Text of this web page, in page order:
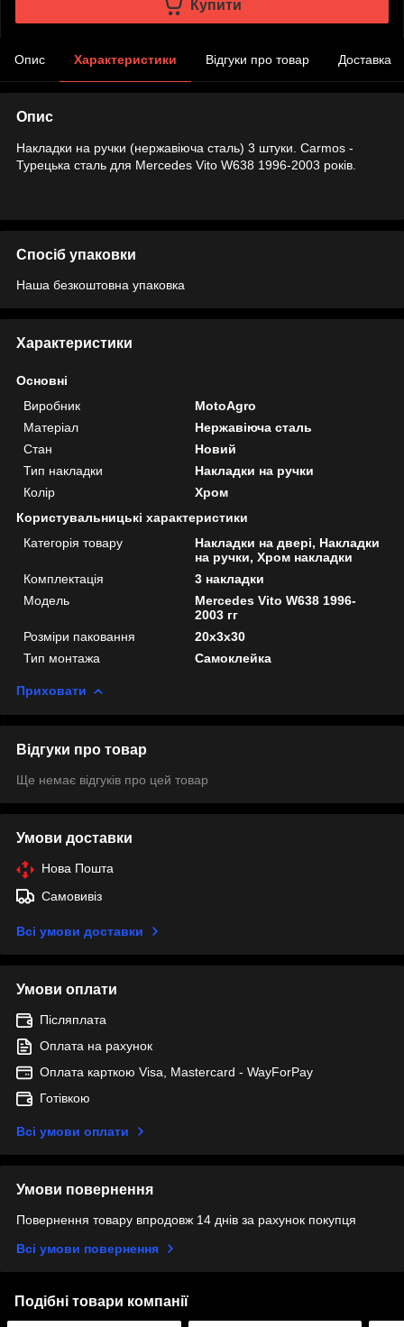
Купити
Опис Характеристики Відгуки про товар Доставка
Опис
Накладки на ручки (нержавіюча сталь) 3 штуки. Carmos -
Турецька сталь для Mercedes Vito W638 1996-2003 років.
Спосіб упаковки
Наша безкоштовна упаковка
Характеристики
Основні
Виробник
MotoAgro
Матеріал
Нержавіюча сталь
Стан
Новий
Тип накладки
Накладки на ручки
Колір
Хром
Користувальницькі характеристики
Категорія товару
Накладки на двері, Накладки
на ручки, Хром накладки
Комплектація
3 накладки
Мoдель
Mercedes Vito W638 1996-
2003 гг
Розміри паковання
20x3x30
Тип монтажа
Самоклейка
Приховати
Відгуки про товар
Ще немає відгуків про цей товар
Умови доставки
Нова Пошта
Самовивіз
Всі умови доставки
Умови оплати
Післяплата
Оплата на рахунок
Оплата карткою Visa, Mastercard - WayForPay
Готівкою
Всі умови оплати
Умови повернення
Повернення товару впродовж 14 днів за рахунок покупця
Всі умови повернення
Подібні товари компанії